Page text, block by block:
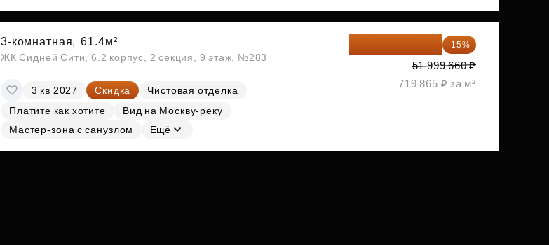
3-комнатная, 61.4м²
ЖК Сидней Сити, 6.2 корпус, 2 секция, 9 этаж, №283
3 кв 2027 Скидка
Чистовая отделка
Платите как хотите
Вид на Москву-реку
Мастер-зона с санузлом
Ещё
-15%
51 999 660 ₽
719 865 ₽ за м²